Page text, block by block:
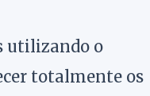
utilizando o
totalmente os